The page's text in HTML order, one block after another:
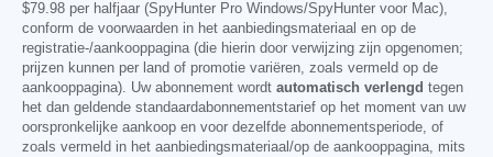
$79.98 per halfjaar (SpyHunter Pro Windows/SpyHunter voor Mac),
conform de voorwaarden in het aanbiedingsmateriaal en op de
registratie-/aankooppagina (die hierin door verwijzing zijn opgenomen;
prijzen kunnen per land of promotie variëren, zoals vermeld op de
aankooppagina). Uw abonnement wordt automatisch verlengd tegen
het dan geldende standaardabonnementstarief op het moment van uw
oorspronkelijke aankoop en voor dezelfde abonnementsperiode, of
zoals vermeld in het aanbiedingsmateriaal/op de aankooppagina, mits